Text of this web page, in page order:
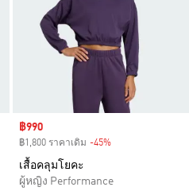
Sale price
฿990
฿1,800 ราคาเดิม -45%
เสื้อคลุมโยคะ
ผู้หญิง Performance